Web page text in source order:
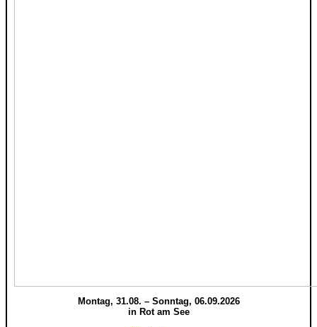
Montag, 31.08. – Sonntag, 06.09.2026
in Rot am See